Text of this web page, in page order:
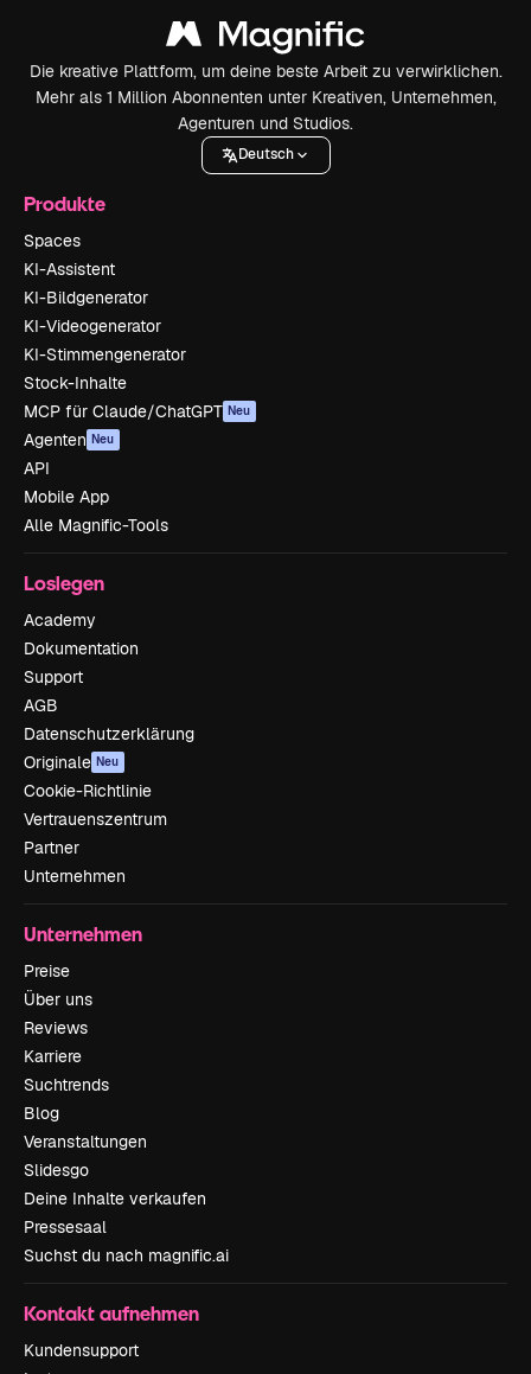
Die kreative Plattform, um deine beste Arbeit zu verwirklichen.
Mehr als 1 Million Abonnenten unter Kreativen, Unternehmen,
Agenturen und Studios.
Deutsch
Produkte
Spaces
KI-Assistent
KI-Bildgenerator
KI-Videogenerator
KI-Stimmengenerator
Stock-Inhalte
MCP für Claude/ChatGPT Neu
Agenten Neu
API
Mobile App
Alle Magnific-Tools
Loslegen
Academy
Dokumentation
Support
AGB
Datenschutzerklärung
Originale Neu
Cookie-Richtlinie
Vertrauenszentrum
Partner
Unternehmen
Unternehmen
Preise
Über uns
Reviews
Karriere
Suchtrends
Blog
Veranstaltungen
Slidesgo
Deine Inhalte verkaufen
Pressesaal
Suchst du nach magnific.ai
Kontakt aufnehmen
Kundensupport